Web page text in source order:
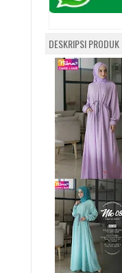
DESKRIPSI PRODUK